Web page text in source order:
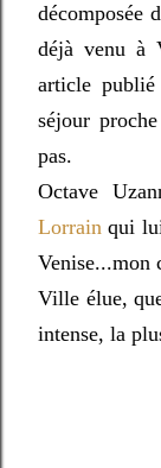
décomposée
déjà venu à
article
séjour
pas.
Octave
Lorrain qui
Venise...mon
Ville élue,
intense, la